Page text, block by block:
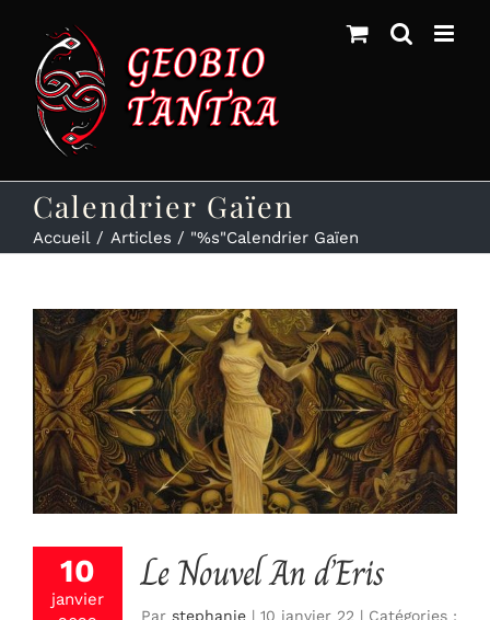
content
Calendrier Gaïen
Accueil Articles "%s"Calendrier Gaïen
10
janvier
Le Nouvel An d’Eris
Par stephanie | 10 janvier 22 | Catégories :